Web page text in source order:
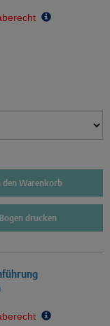
den Warenkorb
Bogen drucken